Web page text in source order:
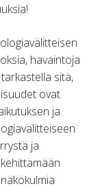
havaintoja
sitä,
ovat
ja
ja